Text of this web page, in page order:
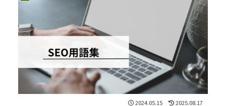
2024.05.15 2025.08.17